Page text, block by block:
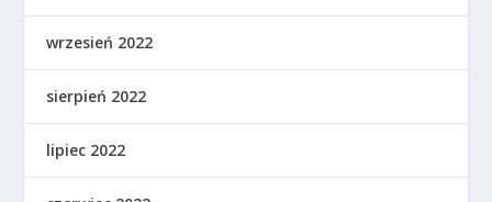
wrzesień 2022
sierpień 2022
lipiec 2022